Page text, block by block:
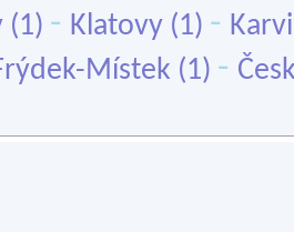
(1) - Klatovy (1) -
Místek (1) -